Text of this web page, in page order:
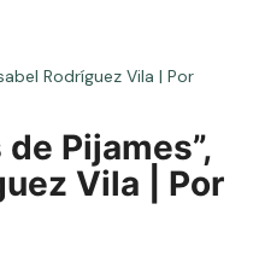
Rodríguez Vila | Por
Pijames”,
Vila | Por